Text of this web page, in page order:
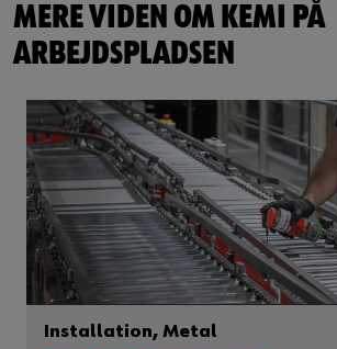
MERE VIDEN OM KEMI PÅ
ARBEJDSPLADSEN
Installation, Metal